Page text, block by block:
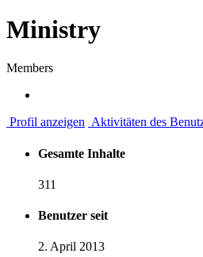
Ministry
Members
Profil anzeigen Aktivitäten des
Gesamte Inhalte
311
Benutzer seit
2. April 2013